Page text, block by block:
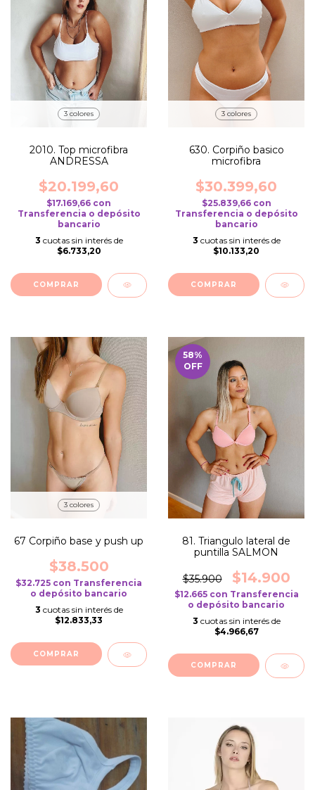
3 colores
2010. Top microfibra
ANDRESSA
$20.199,60
$17.169,66 con
Transferencia o depósito
bancario
3 cuotas sin interés de
$6.733,20
COMPRAR
3 colores
630. Corpiño basico
microfibra
$30.399,60
$25.839,66 con
Transferencia o depósito
bancario
3 cuotas sin interés de
$10.133,20
COMPRAR
3 colores
67 Corpiño base y push up
$38.500
$32.725 con Transferencia
o depósito bancario
3 cuotas sin interés de
$12.833,33
COMPRAR
58%
OFF
81. Triangulo lateral de
puntilla SALMON
$35.900 $14.900
$12.665 con Transferencia
o depósito bancario
3 cuotas sin interés de
$4.966,67
COMPRAR